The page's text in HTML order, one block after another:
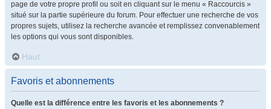
page de votre propre profil ou soit en cliquant sur le menu « Raccourcis »
situé sur la partie supérieure du forum. Pour effectuer une recherche de vos
propres sujets, utilisez la recherche avancée et remplissez convenablement
les options qui vous sont disponibles.
Haut
Favoris et abonnements
Quelle est la différence entre les favoris et les abonnements ?